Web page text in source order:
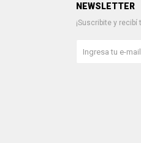
NEWSLETTER
¡Suscribite y